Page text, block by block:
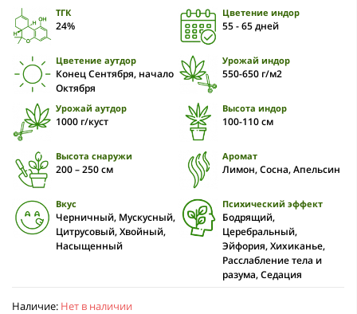
Наличие: Нет в наличии
ТГК
24%
Цветение индор
55 - 65 дней
Цветение аутдор
Конец Cентября, начало
Октября
Урожай индор
550-650 г/м2
Урожай аутдор
1000 г/куст
Высота индор
100-110 cм
Высота снаружи
200 – 250 см
Аромат
Лимон, Сосна, Апельсин
Вкус
Черничный, Мускусный,
Цитрусовый, Хвойный,
Насыщенный
Психический эффект
Бодрящий,
Церебральный,
Эйфория, Хихиканье,
Расслабление тела и
разума, Седация